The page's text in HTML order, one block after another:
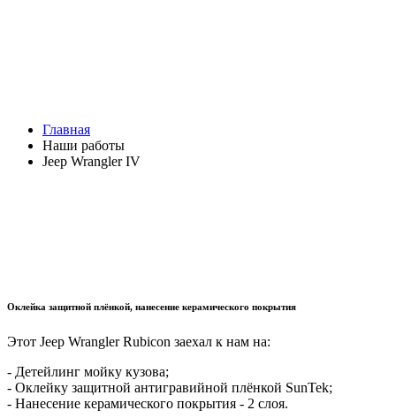
Главная
Наши работы
Jeep Wrangler IV
Оклейка защитной плёнкой, нанесение керамического покрытия
Этот Jeep Wrangler Rubicon заехал к нам на:
- Детейлинг мойку кузова;
- Оклейку защитной антигравийной плёнкой SunTek;
- Нанесение керамического покрытия - 2 слоя.